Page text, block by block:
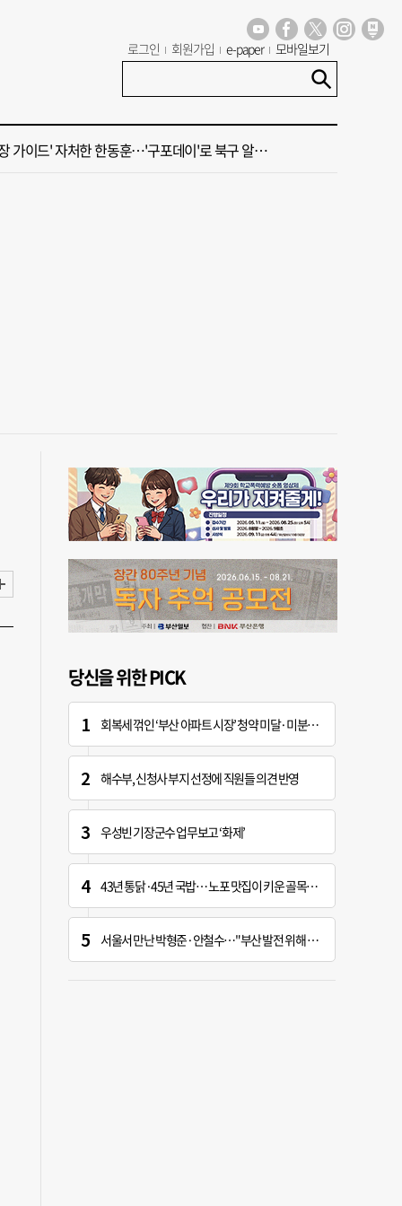
로그인 회원가입 e-paper 모바일보기
신청사, 북항 재개발 부지 복합항만지구 확정
가이드' 자처한 한동훈…'구포데이'로 북구 알리기 총력
기 만에 노조 생긴 두 기업, 닮은 꼴 노사 갈등
당신을 위한 PICK
회복세 꺾인 ‘부산 아파트 시장’ 청약 미달·미분양 심화
해수부, 신청사 부지 선정에 직원들 의견 반영
우성빈 기장군수 업무보고 ‘화제’
43년 통닭·45년 국밥… 노포 맛집이 키운 골목시장 [골목시장, 다시 장날]
서울서 만난 박형준·안철수…"부산 발전 위해 힘 보태기로"